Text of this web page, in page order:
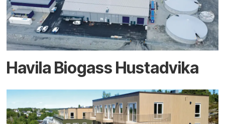
Havila Biogass Hustadvika